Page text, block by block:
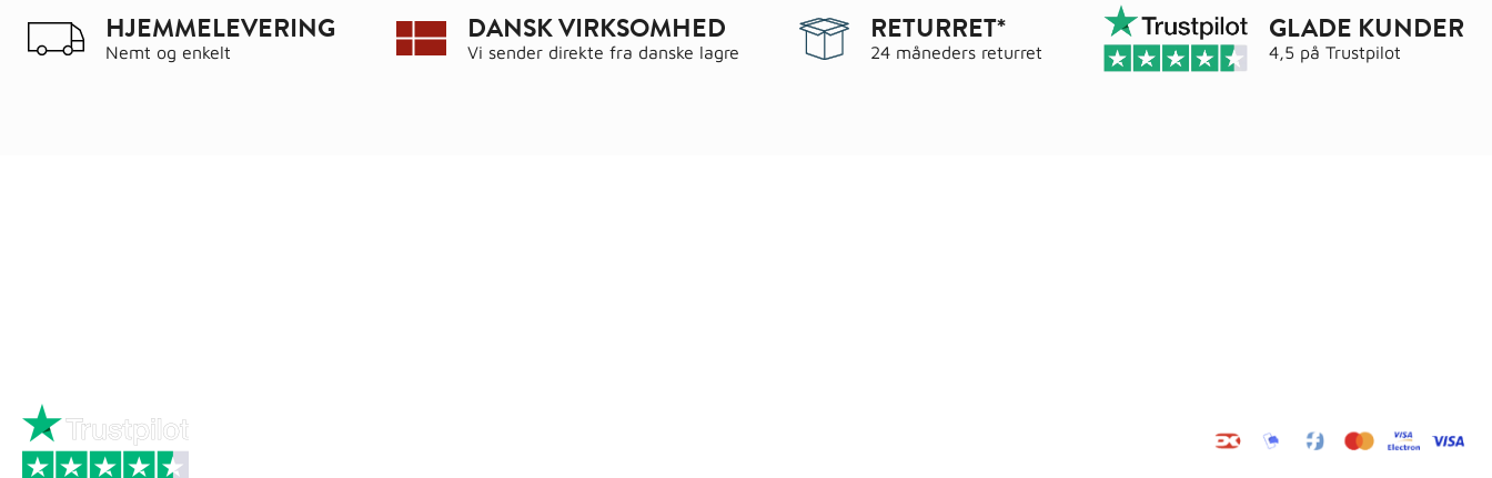
HJEMMELEVERING
Nemt og enkelt
DANSK VIRKSOMHED
Vi sender direkte fra danske lagre
RETURRET*
24 måneders returret
GLADE KUNDER
4,5 på Trustpilot